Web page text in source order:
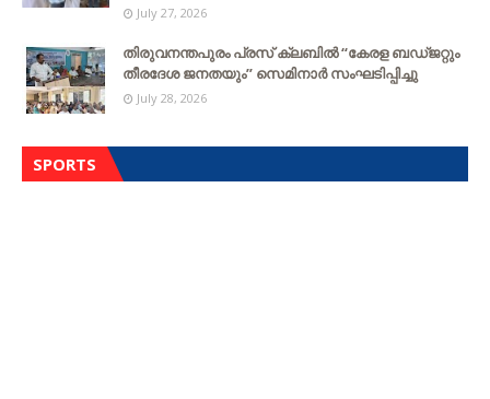
July 27, 2026
തിരുവനന്തപുരം പ്രസ് ക്ലബിൽ “കേരള ബഡ്ജറ്റും
തീരദേശ ജനതയും” സെമിനാർ സംഘടിപ്പിച്ചു
July 28, 2026
SPORTS